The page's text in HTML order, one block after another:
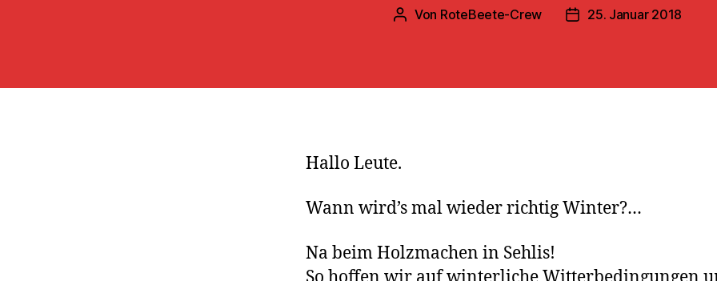
Beitragsautor
Von RoteBeete-Crew Veröffentlichungsdatum
25. Januar 2018
Hallo Leute.
Wann wird’s mal wieder richtig Winter?…
Na beim Holzmachen in Sehlis!